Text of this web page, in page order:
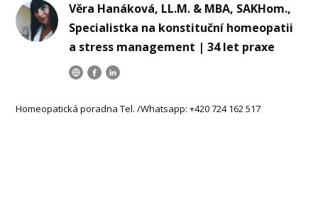
Věra Hanáková, LL.M. & MBA, SAKHom.,
Specialistka na konstituční homeopatii
a stress management | 34 let praxe
Homeopatická poradna Tel. /Whatsapp: +420 724 162 517